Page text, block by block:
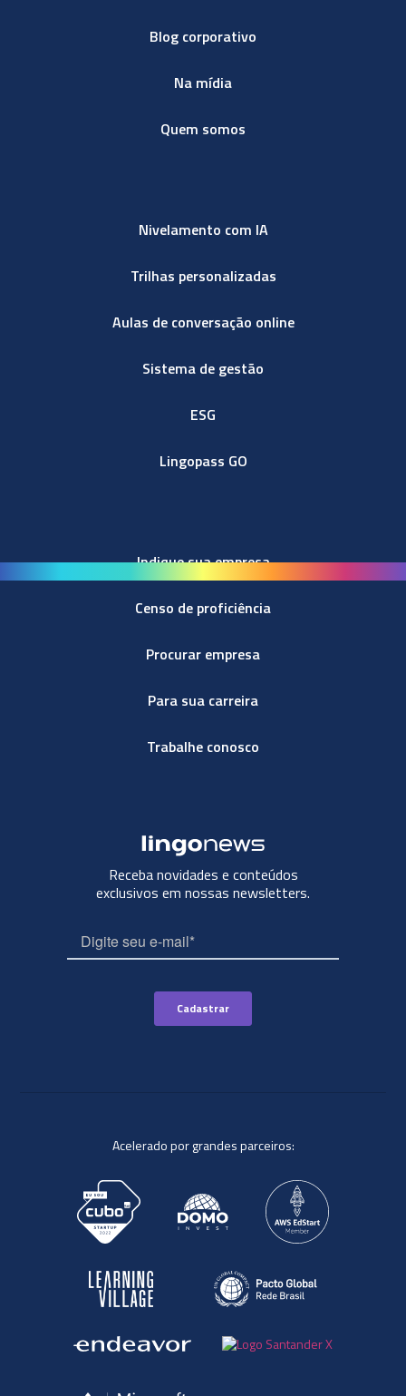
Blog corporativo
Na mídia
Quem somos
Nivelamento com IA
Trilhas personalizadas
Aulas de conversação online
Sistema de gestão
ESG
Lingopass GO
Indique sua empresa
Censo de proficiência
Procurar empresa
Para sua carreira
Trabalhe conosco
Receba novidades e conteúdos
exclusivos em nossas newsletters.
Acelerado por grandes parceiros: